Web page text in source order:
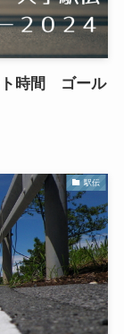
ト時間 ゴール
駅伝